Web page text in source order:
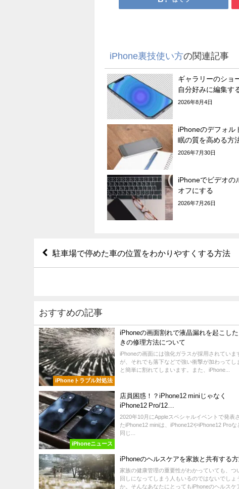
iPhone裏技使い方の関連記事
ギャラリーのショ
自分好みに編集す
2026年8月4日
iPhoneのデフォル
眠の質を高める方
2026年7月30日
iPhoneでビデオの
オフにする
2026年7月26日
駐車場で停めた車の位置をわかりやすくする方法
おすすめの記事
iPhoneトラブル対処法
iPhoneの画面割れで液晶漏れを起こした
きの修理方法について
iPhoneの画面には強化ガラスが採用されていま
が、それでも落下などで強い衝撃が加わってし
と簡単に割れてしまいます。また、iPhone...
iPhoneニュース
店員困惑！？iPhone12 miniじゃなく
iPhone12 Pro/12…
2020年10月にAppleスペシャルイベントで発表
たiPhone12 miniは、iPhone12やiPhone12 Proな
同じ...
iPhoneのヘルスケアを家族と共有する
家族の健康管理の重要性がわかっていても、つ
回しになってしまう人もいるのではないでしょ
か。そんなあなたにとってもiPhoneのヘルスケ